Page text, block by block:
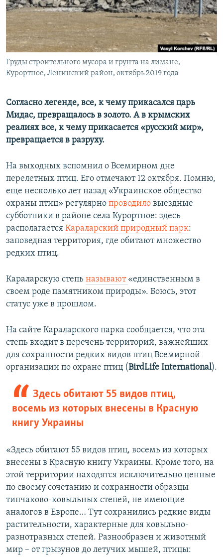
ПОБЕДИТЕЛЕЙ НЕ СУДЯТ?
КРЫМ.НЕПОКОРЕННЫЙ
ELIFBE
УКРАИНСКАЯ ПРОБЛЕМА КРЫМА
ПРИСОЕДИНЯЙТЕСЬ!
Все сайты RFE/RL
Груды строительного мусора и грунта на лимане,
Курортное, Ленинский район, октябрь 2019 года
Согласно легенде, все, к чему прикасался царь
Мидас, превращалось в золото. А в крымских
реалиях все, к чему прикасается «русский мир»,
превращается в разруху.
На выходных вспомнил о Всемирном дне
перелетных птиц. Его отмечают 12 октября. Помню,
еще несколько лет назад «Украинское общество
охраны птиц» регулярно проводило выездные
субботники в районе села Курортное: здесь
располагается Караларский природный парк:
заповедная территория, где обитают множество
редких птиц.
Караларскую степь называют «единственным в
своем роде памятником природы». Боюсь, этот
статус уже в прошлом.
На сайте Караларского парка сообщается, что эта
степь входит в перечень территорий, важнейших
для сохранности редких видов птиц Всемирной
организации по охране птиц (BirdLife International).
Здесь обитают 55 видов птиц,
восемь из которых внесены в Красную
книгу Украины
«Здесь обитают 55 видов птиц, восемь из которых
внесены в Красную книгу Украины. Кроме того, на
этой территории находятся исключительно ценные
по своему сочетанию и сохранности образцы
типчаково-ковыльных степей, не имеющие
аналогов в Европе… Тут сохранились редкие виды
растительности, характерные для ковыльно-
разнотравных степей. Разнообразен и животный
мир – от грызунов до летучих мышей, птицы: